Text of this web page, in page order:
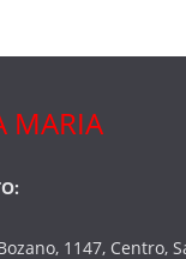
MARIA
1147, Centro,